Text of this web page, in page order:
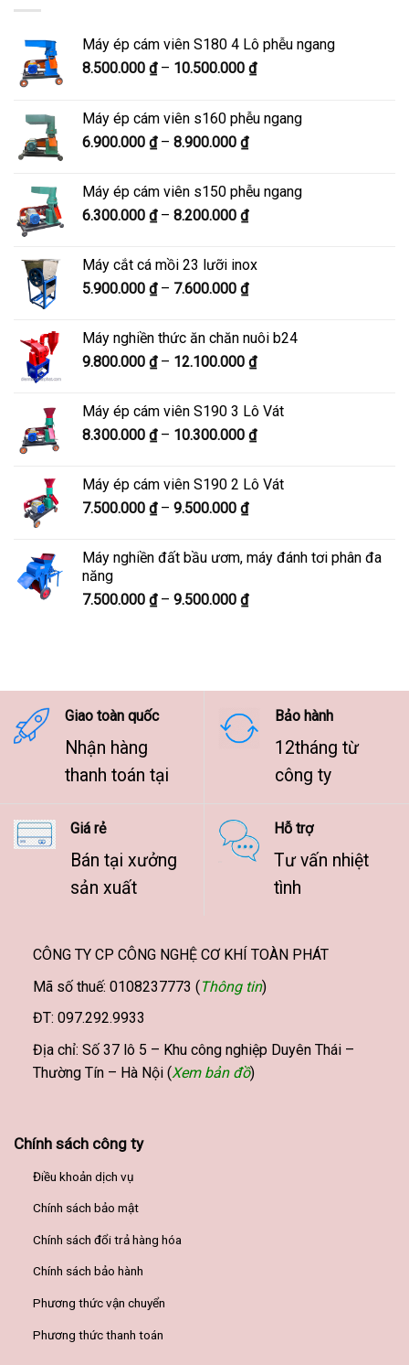
Máy ép cám viên S180 4 Lô phễu ngang
8.500.000 ₫ – 10.500.000 ₫Khoảng
8.500.000 ₫
Máy ép cám viên s160 phễu ngang
6.900.000 ₫ – 8.900.000 ₫Khoảng
từ
6.900.000 ₫
đến
Máy ép cám viên s150 phễu ngang
6.300.000 ₫ – 8.200.000 ₫Khoảng
6.300.000 ₫
đến
Máy cắt cá mồi 23 lưỡi inox
5.900.000 ₫ – 7.600.000 ₫Khoảng
5.900.000 ₫
đến
Máy nghiền thức ăn chăn nuôi b24
9.800.000 ₫ – 12.100.000 ₫Khoảng
9.800.000 ₫
đến
Máy ép cám viên S190 3 Lô Vát
8.300.000 ₫ – 10.300.000 ₫Khoảng
8.300.000 ₫
Máy ép cám viên S190 2 Lô Vát
7.500.000 ₫ – 9.500.000 ₫Khoảng
7.500.000 ₫
9.500.000 ₫
Máy nghiền đất bầu ươm, máy đánh tơi phân đa
năng
7.500.000 ₫ – 9.500.000 ₫Khoảng
9.500.000 ₫
Giao toàn quốc
Nhận hàng
thanh toán tại
Bảo hành
12tháng từ
công ty
Giá rẻ
Bán tại xưởng
sản xuất
Hỗ trợ
Tư vấn nhiệt
tình
CÔNG TY CP CÔNG NGHỆ CƠ KHÍ TOÀN PHÁT
Mã số thuế: 0108237773 (Thông tin)
ĐT: 097.292.9933
Địa chỉ: Số 37 lô 5 – Khu công nghiệp Duyên Thái –
Thường Tín – Hà Nội (Xem bản đồ)
Chính sách công ty
Điều khoản dịch vụ
Chính sách bảo mật
Chính sách đổi trả hàng hóa
Chính sách bảo hành
Phương thức vận chuyển
Phương thức thanh toán